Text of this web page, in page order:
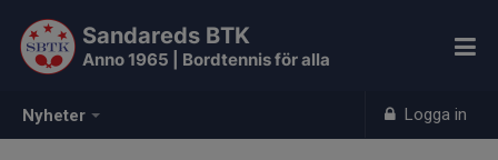
Nyheter Logga in
Sandareds BTK
Anno 1965 | Bordtennis för alla